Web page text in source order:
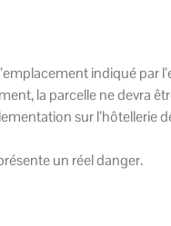
indiqué par
la parcelle ne devra
sur l’hôtellerie
un réel danger.